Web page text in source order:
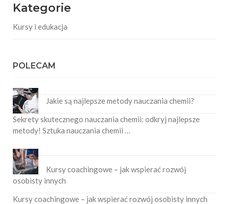
Kategorie
Kursy i edukacja
POLECAM
Jakie są najlepsze metody nauczania chemii?
Sekrety skutecznego nauczania chemii: odkryj najlepsze
metody! Sztuka nauczania chemii …
Kursy coachingowe – jak wspierać rozwój
osobisty innych
Kursy coachingowe – jak wspierać rozwój osobisty innych